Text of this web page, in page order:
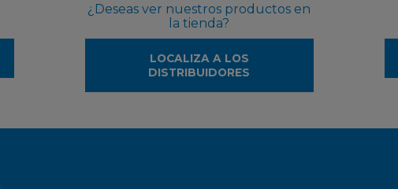
¿Deseas ver nuestros productos en
la tienda?
LOCALIZA A LOS
DISTRIBUIDORES